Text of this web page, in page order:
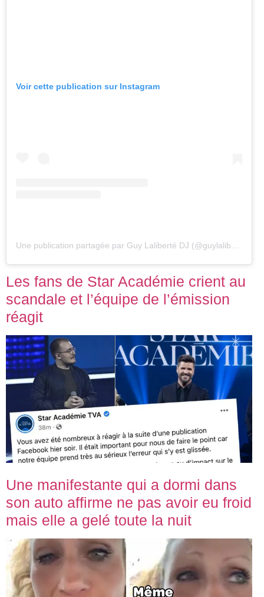
Voir cette publication sur Instagram
Les fans de Star Académie crient au
scandale et l’équipe de l’émission
réagit
Une manifestante qui a dormi dans
son auto affirme ne pas avoir eu froid
mais elle a gelé toute la nuit